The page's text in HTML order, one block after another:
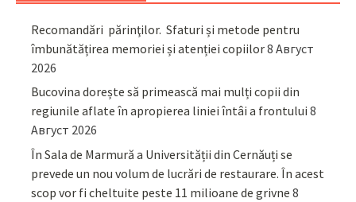
Recomandări părinţilor. Sfaturi și metode pentru
îmbunătățirea memoriei și atenției copiilor8 Август
2026
Bucovina dorește să primească mai mulți copii din
regiunile aflate în apropierea liniei întâi a frontului 8
Август 2026
În Sala de Marmură a Universității din Cernăuți se
prevede un nou volum de lucrări de restaurare. În acest
scop vor fi cheltuite peste 11 milioane de grivne 8